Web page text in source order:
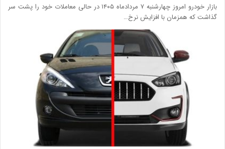
بازار خودرو امروز چهارشنبه ۷ مردادماه ۱۴۰۵ در حالی معاملات خود را پشت سر
گذاشت که همزمان با افزایش نرخ…